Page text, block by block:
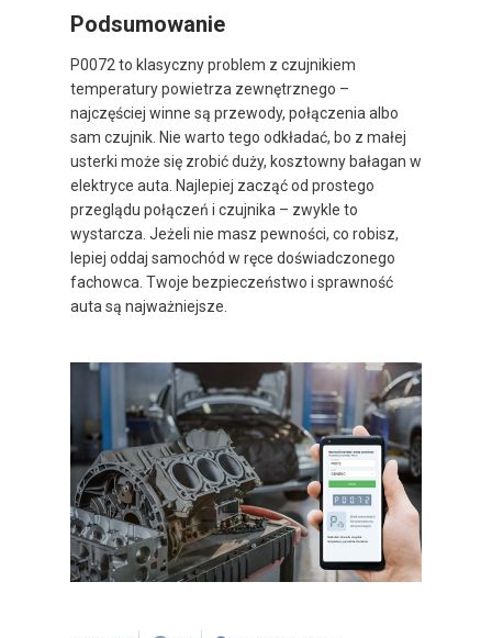
Podsumowanie
P0072 to klasyczny problem z czujnikiem
temperatury powietrza zewnętrznego –
najczęściej winne są przewody, połączenia albo
sam czujnik. Nie warto tego odkładać, bo z małej
usterki może się zrobić duży, kosztowny bałagan w
elektryce auta. Najlepiej zacząć od prostego
przeglądu połączeń i czujnika – zwykle to
wystarcza. Jeżeli nie masz pewności, co robisz,
lepiej oddaj samochód w ręce doświadczonego
fachowca. Twoje bezpieczeństwo i sprawność
auta są najważniejsze.